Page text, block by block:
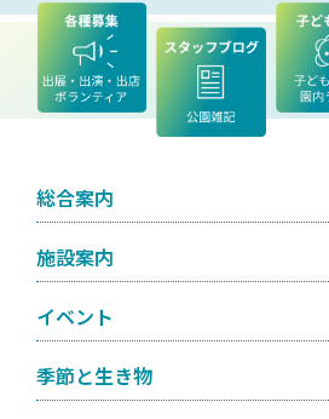
総合案内
施設案内
イベント
季節と生き物